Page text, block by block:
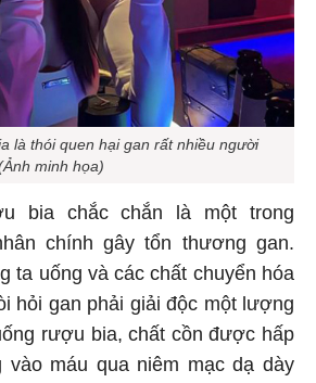
là thói quen hại gan rất nhiều người
minh họa)
bia chắc chắn là một trong
chính gây tổn thương gan.
ta uống và các chất chuyển hóa
hỏi gan phải giải độc một lượng
rượu bia, chất cồn được hấp
vào máu qua niêm mạc dạ dày